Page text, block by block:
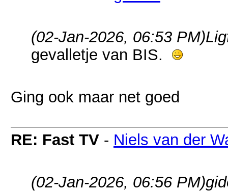
(02-Jan-2026, 06:53 PM)
gevalletje van BIS.
Ging ook maar net goed
RE: Fast TV - Niels van der
(02-Jan-2026, 06:56 PM)